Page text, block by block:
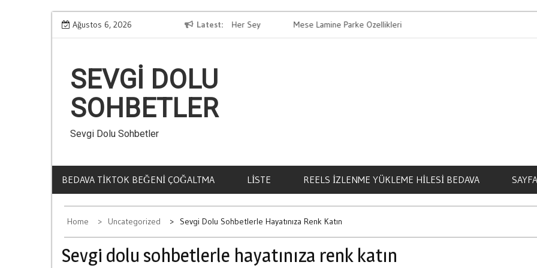
Skip
to
Ağustos 6, 2026 Latest
Kumar Zararlari Hakkinda Bilmeniz Gereken Her Sey Mese Lamine Parke Ozellikleri
SEVGI DOLU
SOHBETLER
Sevgi Dolu Sohbetler
BEDAVA TIKTOK BEĞENI ÇOĞALTMA LISTE REELS İZLENME YÜKLEME HILESI BEDAVA
Home Uncategorized Sevgi Dolu Sohbetlerle Hayatınıza Renk Katın
Sevgi dolu sohbetlerle hayatınıza renk katın